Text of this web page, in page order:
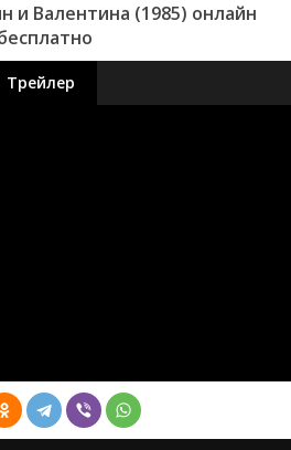
и Валентина (1985) онлайн
Трейлер